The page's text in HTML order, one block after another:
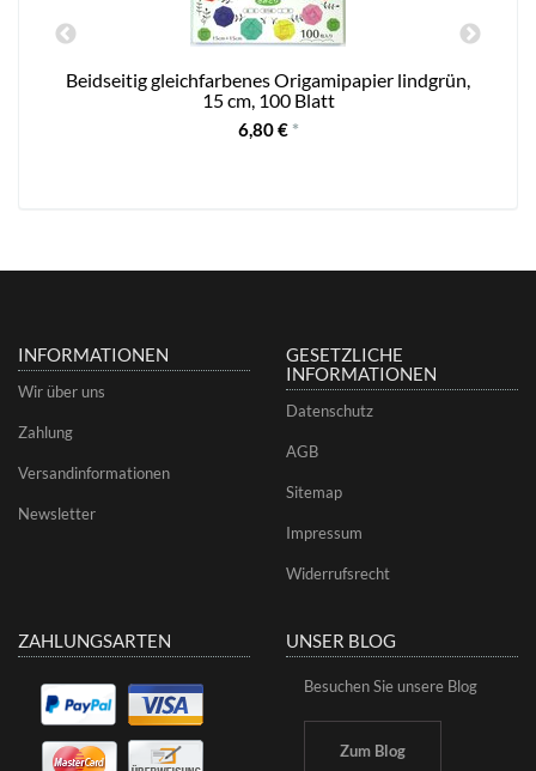
Beidseitig gleichfarbenes Origamipapier lindgrün,
15 cm, 100 Blatt
6,80 € *
INFORMATIONEN
Wir über uns
Zahlung
Versandinformationen
Newsletter
GESETZLICHE
INFORMATIONEN
Datenschutz
AGB
Sitemap
Impressum
Widerrufsrecht
ZAHLUNGSARTEN UNSER BLOG
Besuchen Sie unsere Blog
Zum Blog